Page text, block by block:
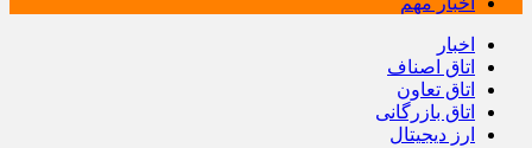
اخبار
اتاق اصناف
اتاق تعاون
اتاق بازرگانی
ارز دیجیتال